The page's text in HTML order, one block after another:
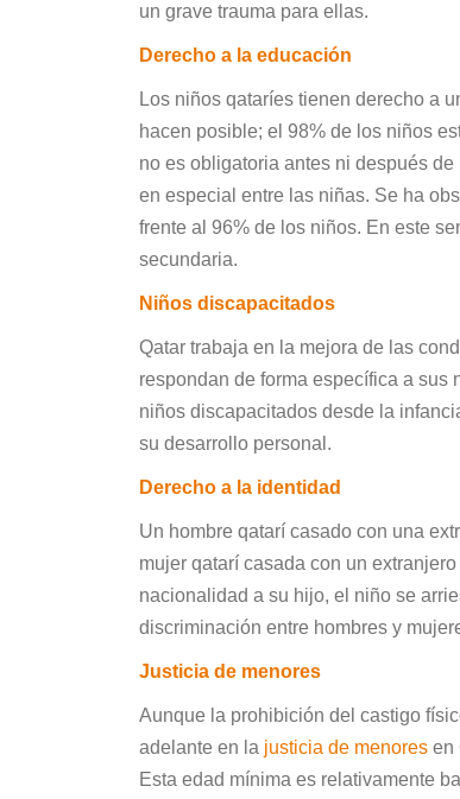
un grave trauma para ellas.
Derecho a la educación
Los niños qataríes tienen derecho a
hacen posible; el 98% de los niños
no es obligatoria antes ni después
en especial entre las niñas. Se ha
frente al 96% de los niños. En este
secundaria.
Niños discapacitados
Qatar trabaja en la mejora de las
respondan de forma específica a sus
niños discapacitados desde la
su desarrollo personal.
Derecho a la identidad
Un hombre qatarí casado con una
mujer qatarí casada con un
nacionalidad a su hijo, el niño se
discriminación entre hombres y
Justicia de menores
Aunque la prohibición del castigo
adelante en la justicia de menores en
Esta edad mínima es relativamente